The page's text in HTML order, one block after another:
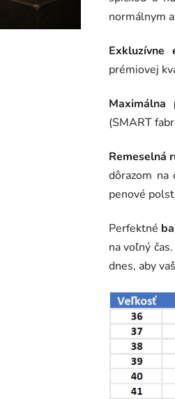
normálnym
Exkluzívne
prémiovej
Maximálna
(SMART
Remeselná
dôrazom na
penové
Perfektné
na voľný
dnes, aby